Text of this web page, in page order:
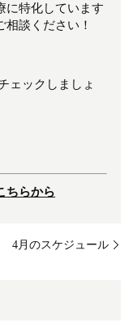
に特化しています
談ください！
ェックしましょ
ちらから
4月のスケジュール